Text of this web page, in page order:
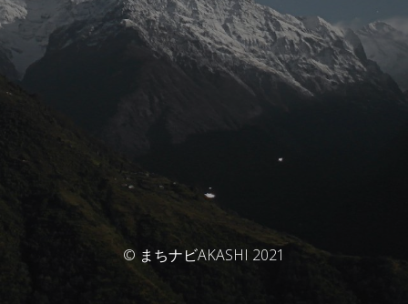
© まちナビAKASHI 2021